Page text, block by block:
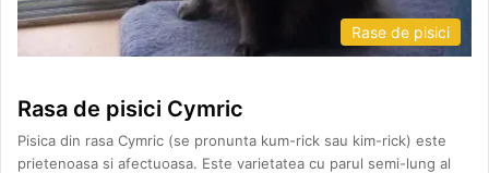
Rase de pisici
Rasa de pisici Cymric
Pisica din rasa Cymric (se pronunta kum-rick sau kim-rick) este
prietenoasa si afectuoasa. Este varietatea cu parul semi-lung al